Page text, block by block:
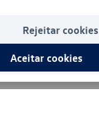
Rejeitar cookies
Aceitar cookies